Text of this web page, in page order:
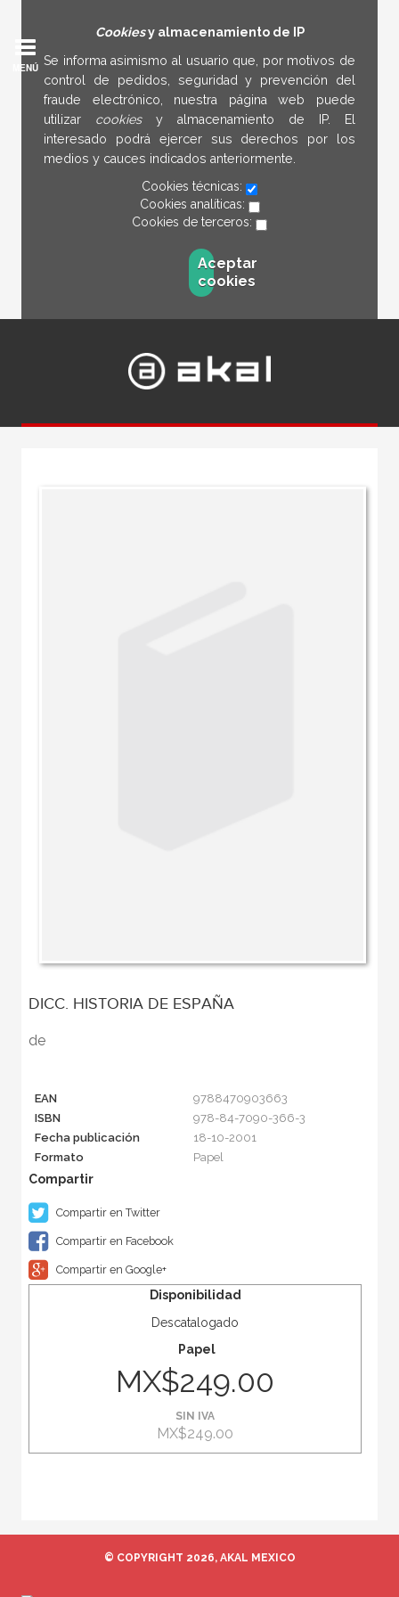
Cookiesy almacenamiento de IP
Se informa asimismo al usuario que, por motivos de
control de pedidos, seguridad y prevención del
fraude electrónico, nuestra página web puede
utilizar cookies y almacenamiento de IP. El
interesado podrá ejercer sus derechos por los
medios y cauces indicados anteriormente.
Cookies técnicas:
Cookies analíticas:
Cookies de terceros:
Aceptar
cookies
MENÚ
DICC. HISTORIA DE ESPAÑA
de
EAN
9788470903663
ISBN
978-84-7090-366-3
Fecha publicación
18-10-2001
Formato
Papel
Compartir en Twitter
Compartir en Facebook
Compartir en Google+
Disponibilidad
Descatalogado
Papel
MX$249.00
SIN IVA
MX$249.00
© COPYRIGHT 2026, AKAL MEXICO